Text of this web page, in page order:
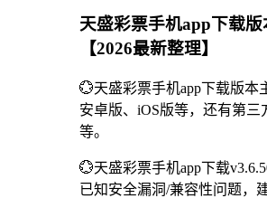
天盛彩票手机app下载
【2026最新整理】
💮天盛彩票手机app下载版本
安卓版、iOS版等，还有第三
等。
💮天盛彩票手机app下载
已知安全漏洞/兼容性问题，